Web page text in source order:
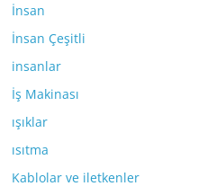
İnsan
İnsan Çeşitli
insanlar
İş Makinası
ışıklar
ısıtma
Kablolar ve iletkenler